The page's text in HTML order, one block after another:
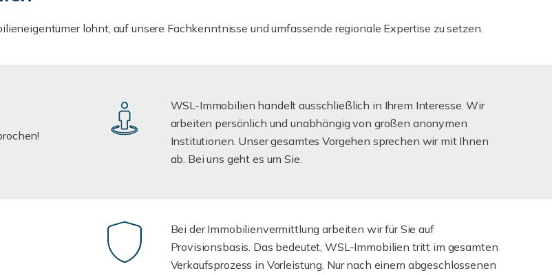
lohnt, auf unsere Fachkenntnisse und umfassende regionale Expertise zu setzen.
WSL-Immobilien handelt ausschließlich in Ihrem Interesse. Wir
arbeiten persönlich und unabhängig von großen anonymen
Institutionen. Unser gesamtes Vorgehen sprechen wir mit Ihnen
ab. Bei uns geht es um Sie.
Bei der Immobilienvermittlung arbeiten wir für Sie auf
Provisionsbasis. Das bedeutet, WSL-Immobilien tritt im gesamten
Verkaufsprozess in Vorleistung. Nur nach einem abgeschlossenen